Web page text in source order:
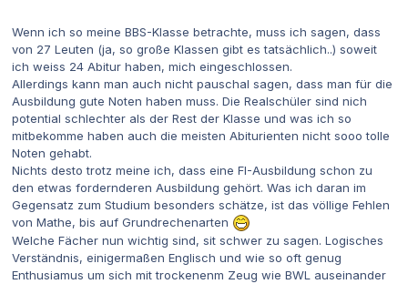
Wenn ich so meine BBS-Klasse betrachte, muss ich sagen, dass
von 27 Leuten (ja, so große Klassen gibt es tatsächlich..) soweit
ich weiss 24 Abitur haben, mich eingeschlossen.
Allerdings kann man auch nicht pauschal sagen, dass man für die
Ausbildung gute Noten haben muss. Die Realschüler sind nich
potential schlechter als der Rest der Klasse und was ich so
mitbekomme haben auch die meisten Abiturienten nicht sooo tolle
Noten gehabt.
Nichts desto trotz meine ich, dass eine FI-Ausbildung schon zu
den etwas fordernderen Ausbildung gehört. Was ich daran im
Gegensatz zum Studium besonders schätze, ist das völlige Fehlen
von Mathe, bis auf Grundrechenarten
Welche Fächer nun wichtig sind, sit schwer zu sagen. Logisches
Verständnis, einigermaßen Englisch und wie so oft genug
Enthusiamus um sich mit trockenenm Zeug wie BWL auseinander